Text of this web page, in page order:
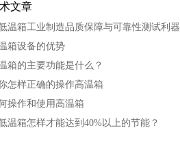
文章
温箱工业制造品质保障与可靠性测试利器
箱设备的优势
箱的主要功能是什么？
怎样正确的操作高温箱
操作和使用高温箱
温箱怎样才能达到40%以上的节能？